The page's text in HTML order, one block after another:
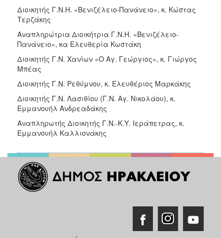
ΠΟΛΙΤΙΣΜΟΣ
ΑΝΘΕΚΤΙΚΗ
ΠΟΛΗ
Διοικητής Γ.Ν.Η. «Βενιζέλειο-Πανάνειο», κ. Κώστας
Τερζάκης
Αναπληρώτρια Διοικήτρια Γ.Ν.Η. «Βενιζέλειο-
Πανάνειο», κα Ελευθερία Κωστάκη
Διοικητής Γ.Ν. Χανίων «Ο Αγ. Γεώργιος», κ. Γιώργος
Μπέας
Διοικητής Γ.Ν. Ρεθύμνου, κ. Ελευθέριος Μαρκάκης
Διοικητής Γ.Ν. Λασιθίου (Γ.Ν. Αγ. Νικολάου), κ.
Εμμανουήλ Ανδρεαδάκης
Αναπληρωτής Διοικητής Γ.Ν.-Κ.Υ. Ιεράπετρας, κ.
Εμμανουήλ Καλλιονάκης